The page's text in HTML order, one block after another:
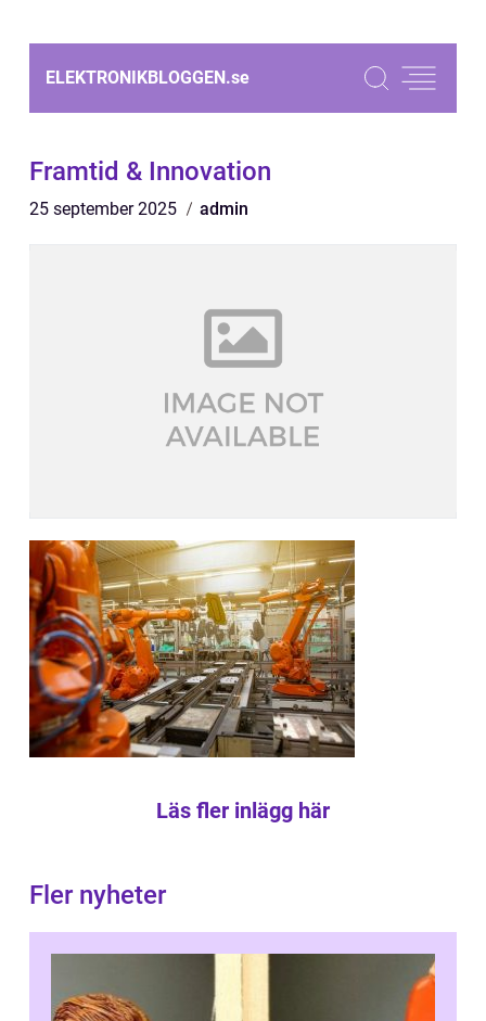
ELEKTRONIKBLOGGEN.se
Framtid & Innovation
25 september 2025 admin
Läs fler inlägg här
Fler nyheter